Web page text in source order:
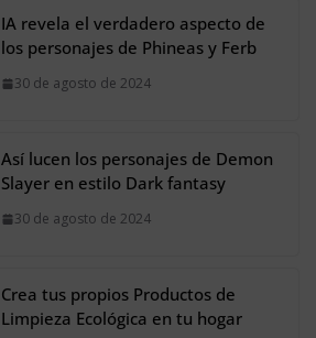
IA revela el verdadero aspecto de
los personajes de Phineas y Ferb
30 de agosto de 2024
Así lucen los personajes de Demon
Slayer en estilo Dark fantasy
30 de agosto de 2024
Crea tus propios Productos de
Limpieza Ecológica en tu hogar